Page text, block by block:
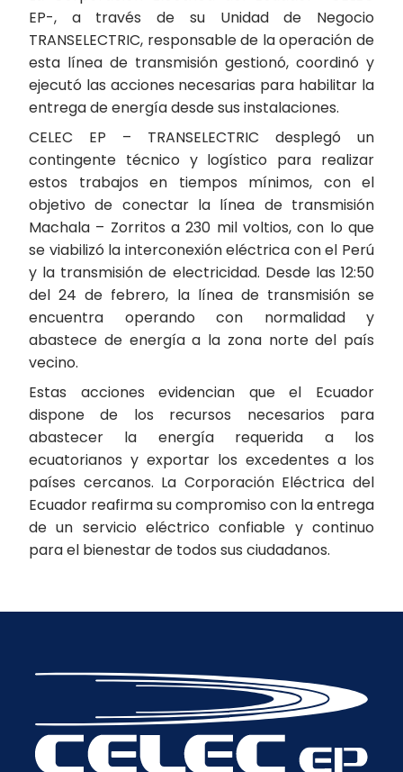
EP-, a través de su Unidad de Negocio
TRANSELECTRIC, responsable de la operación de
esta línea de transmisión gestionó, coordinó y
ejecutó las acciones necesarias para habilitar la
entrega de energía desde sus instalaciones.
CELEC EP – TRANSELECTRIC desplegó un
contingente técnico y logístico para realizar
estos trabajos en tiempos mínimos, con el
objetivo de conectar la línea de transmisión
Machala – Zorritos a 230 mil voltios, con lo que
se viabilizó la interconexión eléctrica con el Perú
y la transmisión de electricidad. Desde las 12:50
del 24 de febrero, la línea de transmisión se
encuentra operando con normalidad y
abastece de energía a la zona norte del país
vecino.
Estas acciones evidencian que el Ecuador
dispone de los recursos necesarios para
abastecer la energía requerida a los
ecuatorianos y exportar los excedentes a los
países cercanos. La Corporación Eléctrica del
Ecuador reafirma su compromiso con la entrega
de un servicio eléctrico confiable y continuo
para el bienestar de todos sus ciudadanos.